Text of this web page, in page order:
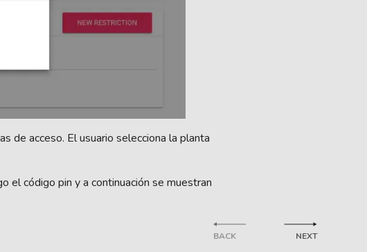
de acceso. El usuario selecciona la planta
el código pin y a continuación se muestran
BACK NEXT